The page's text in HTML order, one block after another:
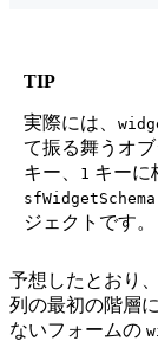
TIP
実際には、
て振る舞うオ
キー、 1 キーに
sfWidgetSchema
ジェクトです。
予想したとおり
列の最初の階層
ないフォームの